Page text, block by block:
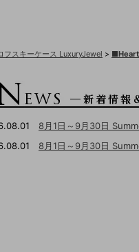
フスキーケース LuxuryJewel >
8月1日～9月30日
8月1日～9月30日